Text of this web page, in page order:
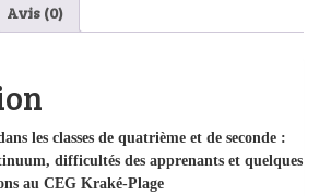
Avis (0)
les classes de quatrième et de seconde :
difficultés des apprenants et quelques
au CEG Kraké-Plage